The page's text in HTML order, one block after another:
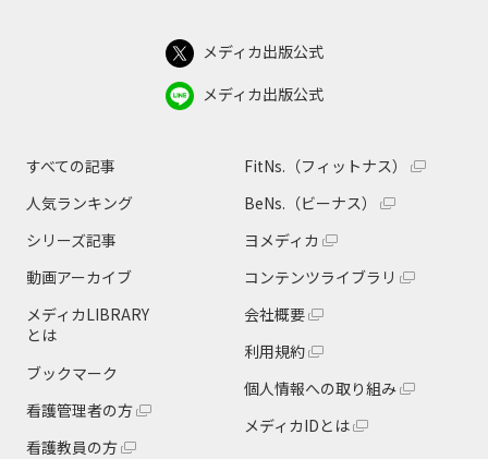
メディカ出版公式
メディカ出版公式
すべての記事
人気ランキング
シリーズ記事
動画アーカイブ
メディカLIBRARY
とは
ブックマーク
看護管理者の方
看護教員の方
FitNs.（フィットナス）
BeNs.（ビーナス）
ヨメディカ
コンテンツライブラリ
会社概要
利用規約
個人情報への取り組み
メディカIDとは